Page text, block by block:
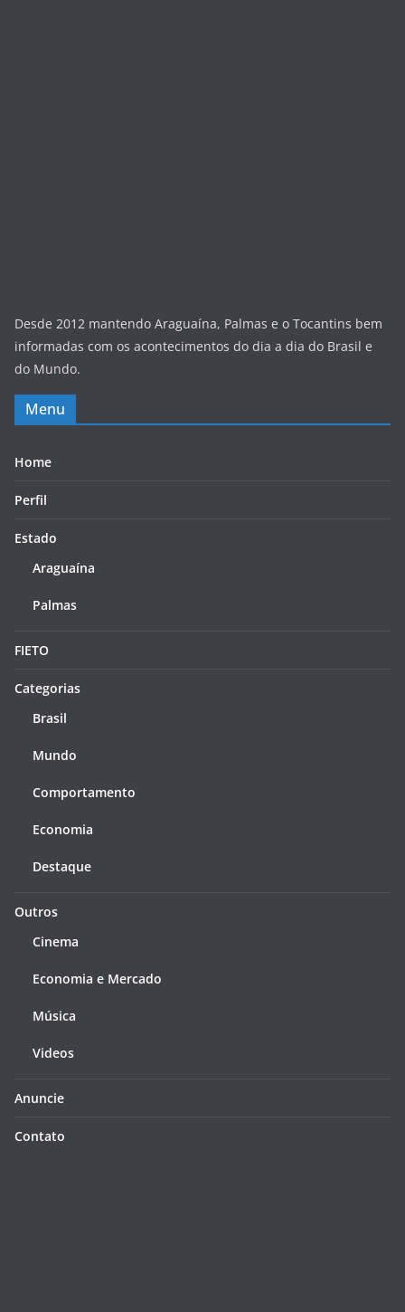
Desde 2012 mantendo Araguaína, Palmas e o Tocantins bem
informadas com os acontecimentos do dia a dia do Brasil e
do Mundo.
Menu
Home
Perfil
Estado
Araguaína
Palmas
FIETO
Categorias
Brasil
Mundo
Comportamento
Economia
Destaque
Outros
Cinema
Economia e Mercado
Música
Videos
Anuncie
Contato